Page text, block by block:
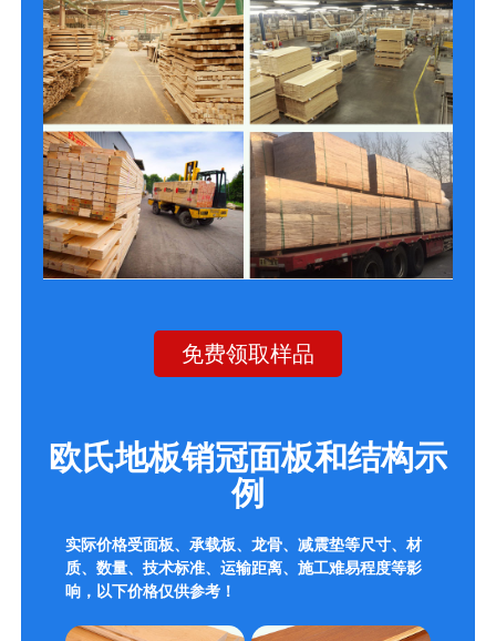
免费领取样品
欧氏地板销冠面板和结构示
例
实际价格受面板、承载板、龙骨、减震垫等尺寸、材
质、数量、技术标准、运输距离、施工难易程度等影
响，以下价格仅供参考！